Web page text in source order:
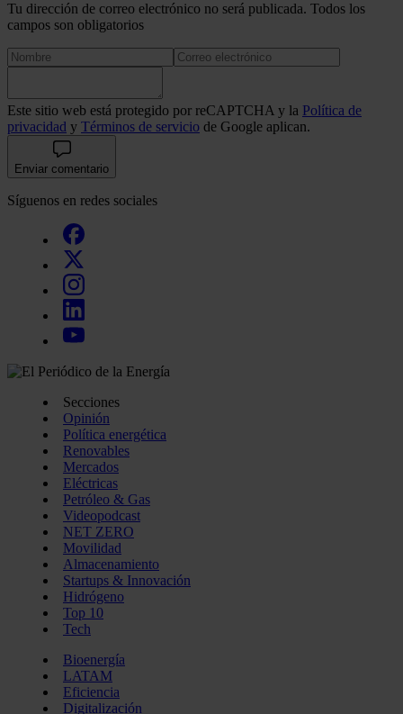
Tu dirección de correo electrónico no será publicada. Todos los
campos son obligatorios
Este sitio web está protegido por reCAPTCHA y la Política de
privacidad y Términos de servicio de Google aplican.
Enviar comentario
Síguenos en redes sociales
Secciones
Opinión
Política energética
Renovables
Mercados
Eléctricas
Petróleo & Gas
Videopodcast
NET ZERO
Movilidad
Almacenamiento
Startups & Innovación
Hidrógeno
Top 10
Tech
Bioenergía
LATAM
Eficiencia
Digitalización